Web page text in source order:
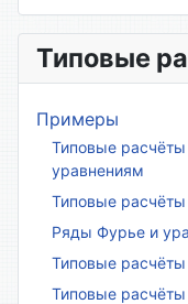
Типовые
Примеры
Типовые
уравнениям
Типовые
Ряды Фурье и
Типовые расчёты
Типовые расчёты